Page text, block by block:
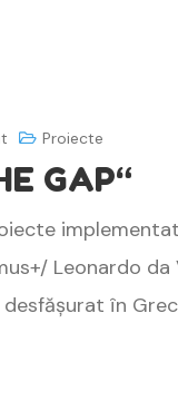
Proiecte
GAP“
Leonardo da
în